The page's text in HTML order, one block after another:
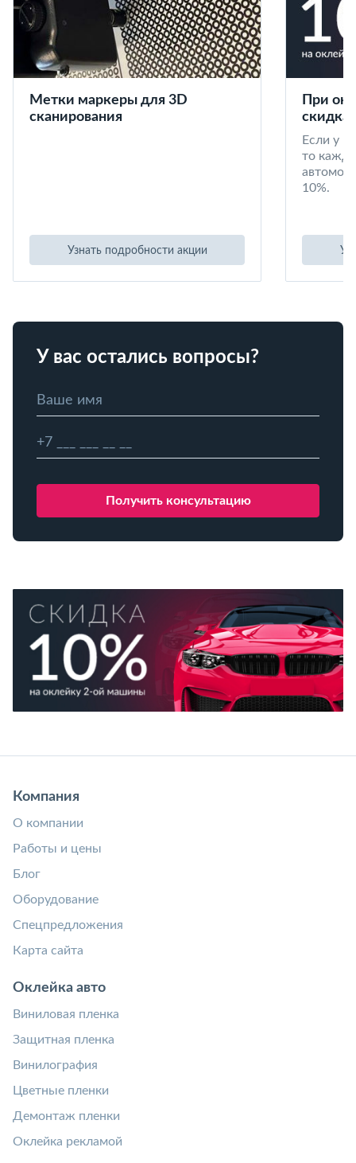
Метки маркеры для 3D
сканирования
Узнать подробности акции
При
скидка
Если у
то
10%.
У вас остались вопросы?
Компания
О компании
Работы и цены
Блог
Оборудование
Спецпредложения
Карта сайта
Оклейка авто
Виниловая пленка
Защитная пленка
Винилография
Цветные пленки
Демонтаж пленки
Оклейка рекламой